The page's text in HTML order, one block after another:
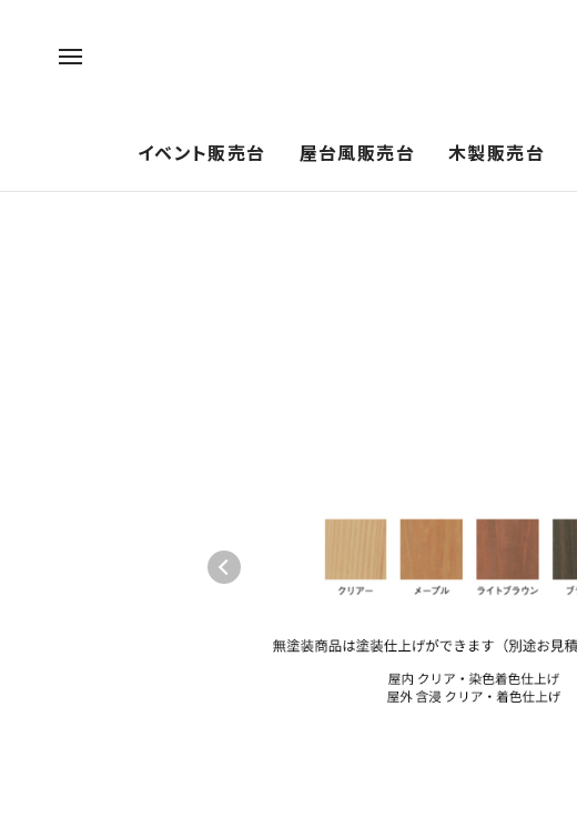
イベント販売台 屋台風販売台 木製販売台